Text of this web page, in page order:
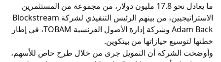
ما يعادل نحو 17.8 مليون دولار، من مجموعة من المستثمرين
الاستراتيجيين، من بينهم الرئيس التنفيذي لشركة Blockstream
Adam Back وشركة إدارة الأصول الفرنسية TOBAM، في إطار
خطتها لتوسيع حيازاتها من بيتكوين.
وأوضحت الشركة أن التمويل جرى من خلال طرح خاص للأسهم،